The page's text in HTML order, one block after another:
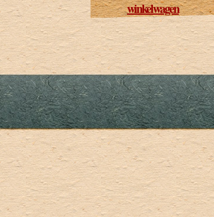
winkelwagen